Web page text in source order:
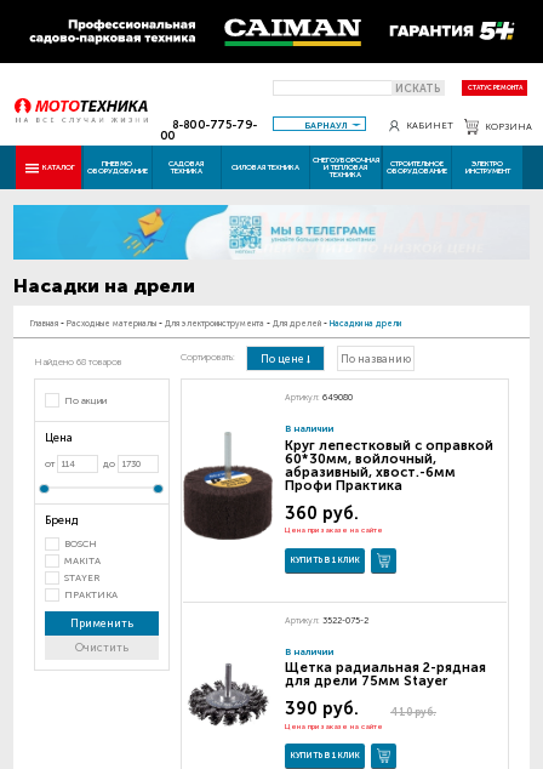
ИСКАТЬ СТАТУС РЕМОНТА
8-800-775-79-
00
БАРНАУЛ КАБИНЕТ КОРЗИНА
КАТАЛОГ ПНЕВМО
ОБОРУДОВАНИЕ
САДОВАЯ
ТЕХНИКА СИЛОВАЯ ТЕХНИКА
СНЕГОУБОРОЧНАЯ
И ТЕПЛОВАЯ
ТЕХНИКА
СТРОИТЕЛЬНОЕ
ОБОРУДОВАНИЕ
ЭЛЕКТРО
ИНСТРУМЕНТ
Насадки на дрели
Главная - Расходные материалы - Для электроинструмента - Для дрелей - Насадки на дрели
Найдено 68 товаров
По акции
Цена
от до
Бренд
BOSCH
MAKITA
STAYER
ПРАКТИКА
Применить
Очистить
Сортировать: По цене По названию
Артикул: 649080
В наличии
Круг лепестковый с оправкой
60*30мм, войлочный,
абразивный, хвост.-6мм
Профи Практика
360 руб.
Цена при заказе на сайте
КУПИТЬ В 1 КЛИК
Артикул: 3522-075-2
В наличии
Щетка радиальная 2-рядная
для дрели 75мм Stayer
410 руб.
390 руб.
Цена при заказе на сайте
КУПИТЬ В 1 КЛИК